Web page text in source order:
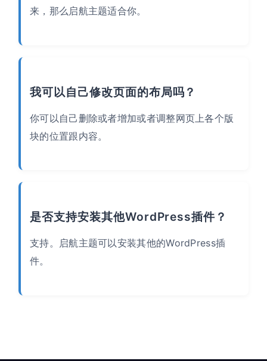
来，那么启航主题适合你。
我可以自己修改页面的布局吗？
你可以自己删除或者增加或者调整网页上各个版
块的位置跟内容。
是否支持安装其他WordPress插件？
支持。启航主题可以安装其他的WordPress插
件。